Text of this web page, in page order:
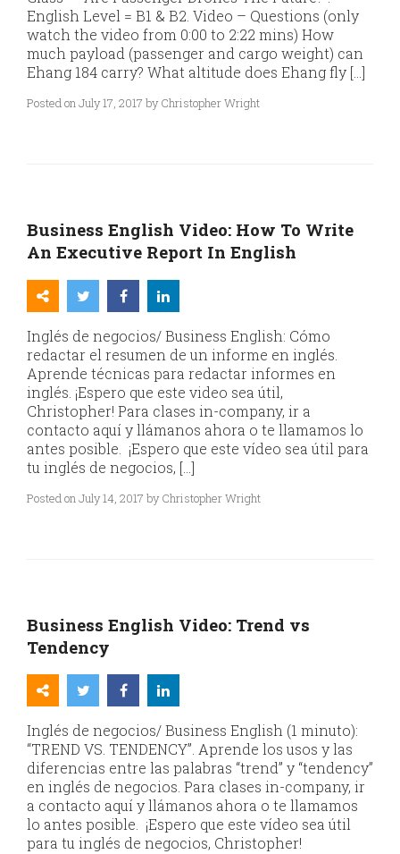
English Level = B1 & B2. Video – Questions (only
watch the video from 0:00 to 2:22 mins) How
much payload (passenger and cargo weight) can
Ehang 184 carry? What altitude does Ehang fly […]
Posted on July 17, 2017 by Christopher Wright
Business English Video: How To Write
An Executive Report In English
Inglés de negocios/ Business English: Cómo
redactar el resumen de un informe en inglés.
Aprende técnicas para redactar informes en
inglés. ¡Espero que este video sea útil,
Christopher! Para clases in-company, ir a
contacto aquí y llámanos ahora o te llamamos lo
antes posible. ¡Espero que este vídeo sea útil para
tu inglés de negocios, […]
Posted on July 14, 2017 by Christopher Wright
Business English Video: Trend vs
Tendency
Inglés de negocios/ Business English (1 minuto):
“TREND VS. TENDENCY”. Aprende los usos y las
diferencias entre las palabras “trend” y “tendency”
en inglés de negocios. Para clases in-company, ir
a contacto aquí y llámanos ahora o te llamamos
lo antes posible. ¡Espero que este vídeo sea útil
para tu inglés de negocios, Christopher!